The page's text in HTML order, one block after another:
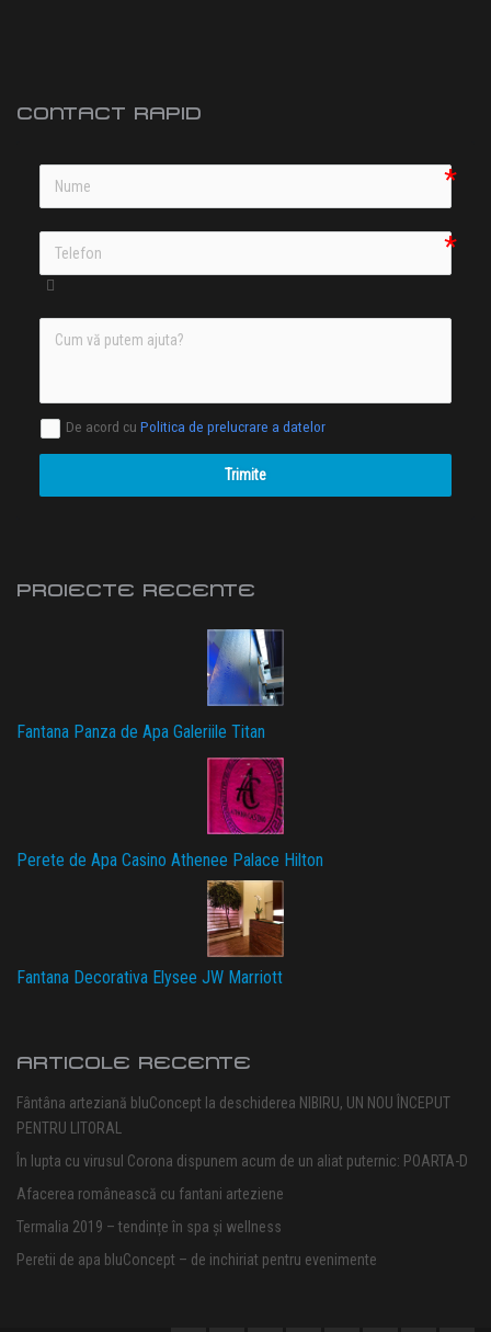
CONTACT RAPID
De acord cu Politica de prelucrare a datelor
Trimite
PROIECTE RECENTE
Fantana Panza de Apa Galeriile Titan
Perete de Apa Casino Athenee Palace Hilton
Fantana Decorativa Elysee JW Marriott
ARTICOLE RECENTE
Fântâna arteziană bluConcept la deschiderea NIBIRU, UN NOU ÎNCEPUT
PENTRU LITORAL
În lupta cu virusul Corona dispunem acum de un aliat puternic: POARTA-D
Afacerea românească cu fantani arteziene
Termalia 2019 – tendințe în spa și wellness
Peretii de apa bluConcept – de inchiriat pentru evenimente